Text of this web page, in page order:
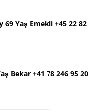
69 Yaş Emekli +45 22 82
Bekar +41 78 246 95 20